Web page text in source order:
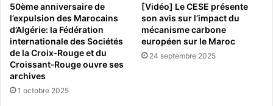
50ème anniversaire de
l’expulsion des Marocains
d’Algérie: la Fédération
internationale des Sociétés
de la Croix‑Rouge et du
Croissant‑Rouge ouvre ses
archives
1 octobre 2025
[Vidéo] Le CESE présente
son avis sur l’impact du
mécanisme carbone
européen sur le Maroc
24 septembre 2025